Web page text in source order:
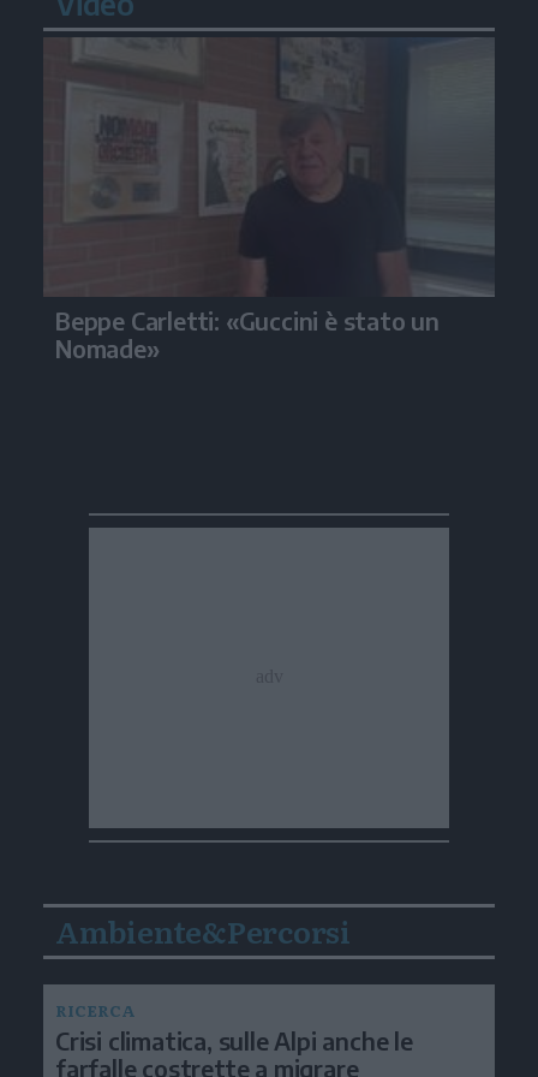
Beppe Carletti: «Guccini è stato un
Nomade»
Ambiente&Percorsi
RICERCA
Crisi climatica, sulle Alpi anche le
farfalle costrette a migrare